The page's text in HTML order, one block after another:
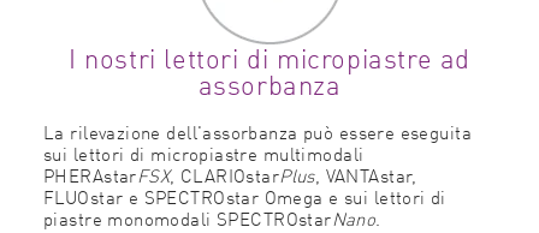
I nostri lettori di micropiastre ad
assorbanza
La rilevazione dell'assorbanza può essere eseguita
sui lettori di micropiastre multimodali
PHERAstarFSX, CLARIOstarPlus, VANTAstar,
FLUOstar e SPECTROstar Omega e sui lettori di
piastre monomodali SPECTROstarNano.